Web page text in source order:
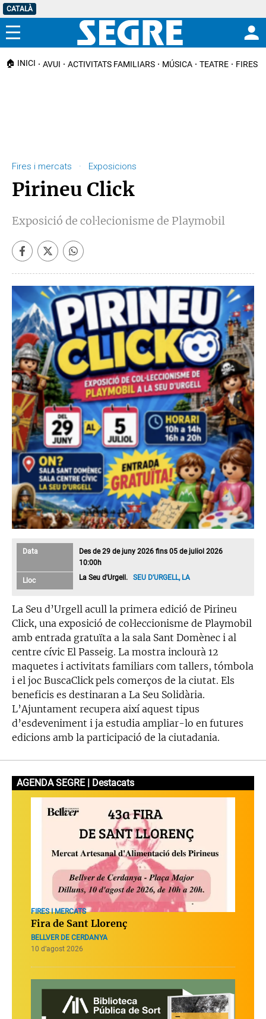
CATALÀ
Menú
🏠 INICI AVUI ACTIVITATS FAMILIARS MÚSICA TEATRE FIRES I
Fires i mercats · Exposicions
Pirineu Click
Exposició de col·lecionisme de Playmobil
Data
Des de 29 de juny 2026 fins 05 de juliol 2026
10:00h
Lloc La Seu d'Urgell.SEU D'URGELL, LA
La Seu d’Urgell acull la primera edició de Pirineu
Click, una exposició de col·leccionisme de Playmobil
amb entrada gratuïta a la sala Sant Domènec i al
centre cívic El Passeig. La mostra inclourà 12
maquetes i activitats familiars com tallers, tómbola
i el joc BuscaClick pels comerços de la ciutat. Els
beneficis es destinaran a La Seu Solidària.
L’Ajuntament recupera així aquest tipus
d’esdeveniment i ja estudia ampliar-lo en futures
edicions amb la participació de la ciutadania.
AGENDA SEGRE | Destacats
FIRES I MERCATS
Fira de Sant Llorenç
BELLVER DE CERDANYA
10 d’agost 2026